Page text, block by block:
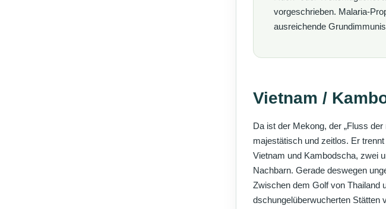
vorgeschrieben. Malaria-
ausreichende
Vietnam /
Da ist der Mekong, der „Fluss der
majestätisch und zeitlos. Er
Vietnam und Kambodscha, zwei
Nachbarn. Gerade deswegen
Zwischen dem Golf von Thailand
dschungelüberwucherten Stätten